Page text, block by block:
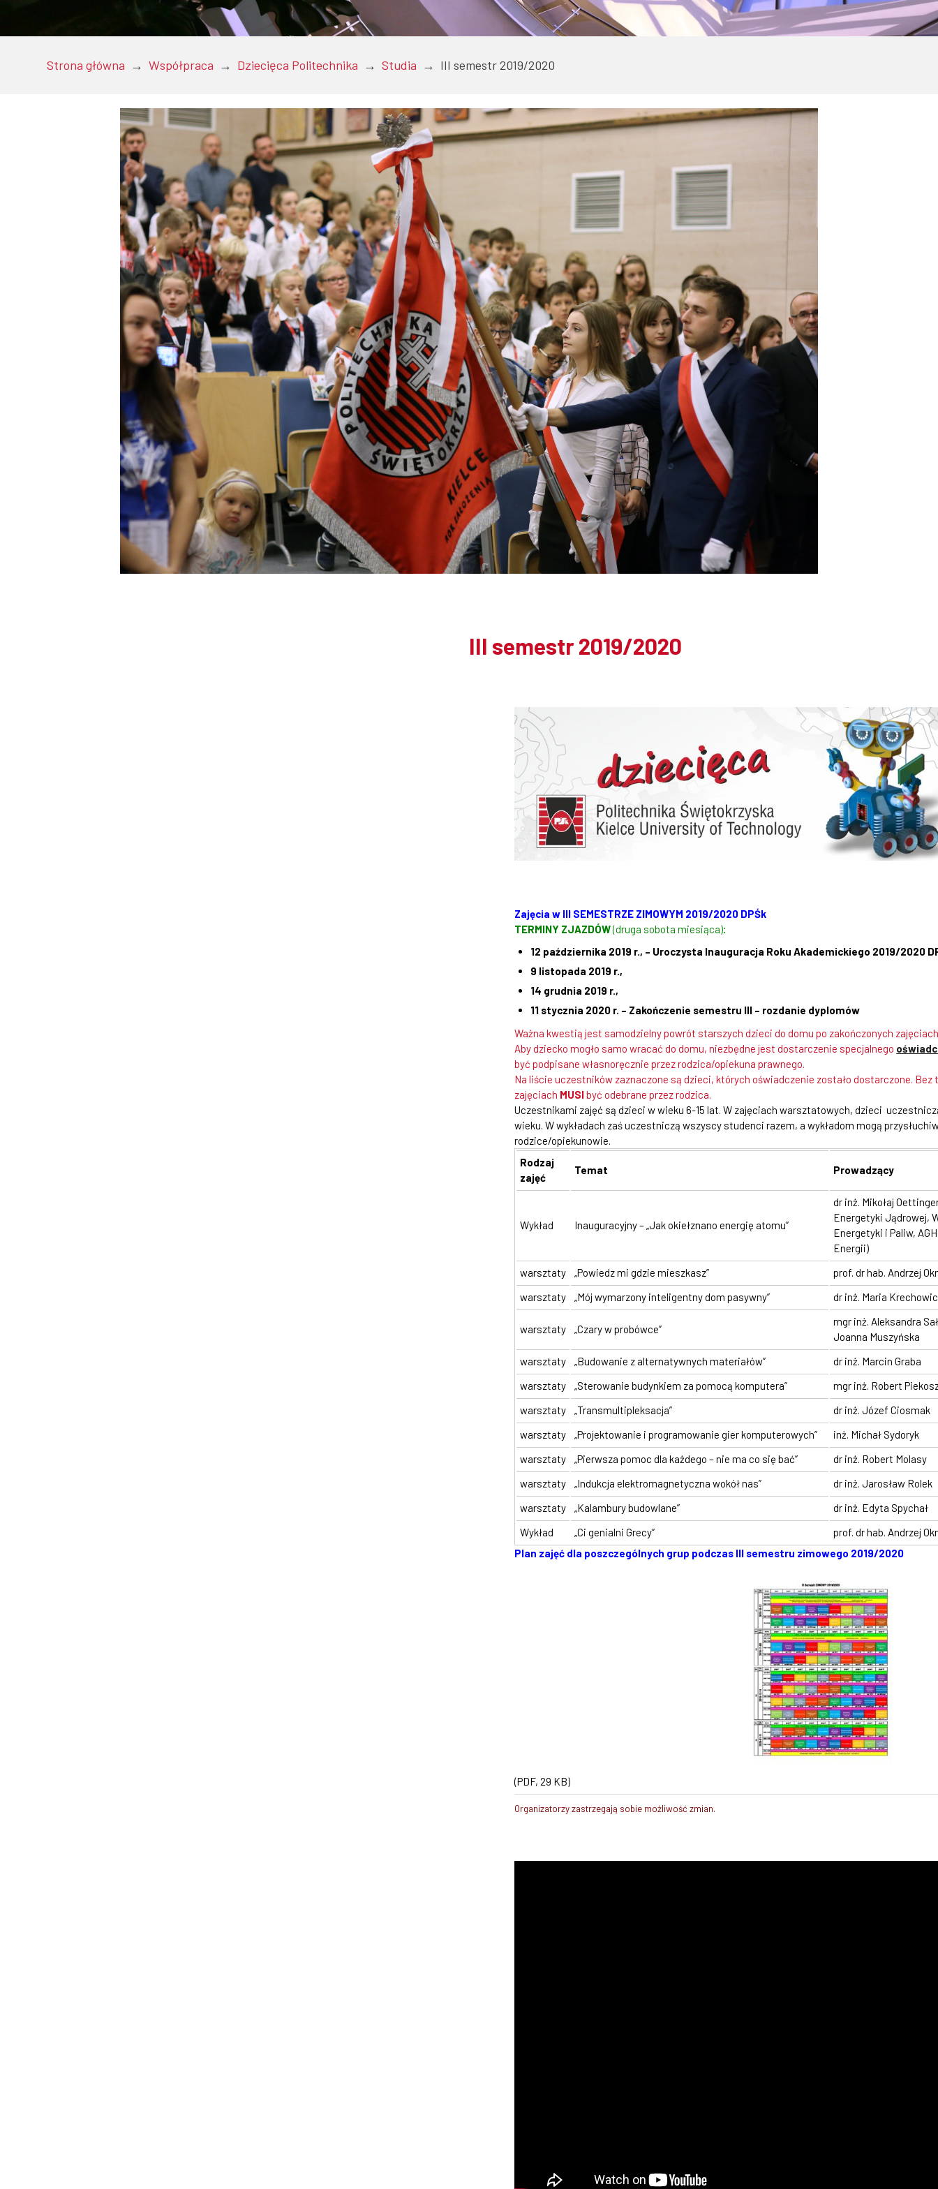
Strona główna → Współpraca → Dziecięca Politechnika → Studia → III semestr 2019/2020
III semestr 2019/2020
Zajęcia w III SEMESTRZE ZIMOWYM 2019/2020 DPŚk
TERMINY ZJAZDÓW(druga sobota miesiąca):
12 października 2019 r., – Uroczysta Inauguracja Roku Akademickiego 2019/2020
9 listopada 2019 r.,
14 grudnia 2019 r.,
11 stycznia 2020 r. – Zakończenie semestru III – rozdanie dyplomów
Ważna kwestią jest samodzielny powrót starszych dzieci do domu po zakończonych
Aby dziecko mogło samo wracać do domu, niezbędne jest dostarczenie specjalnego
być podpisane własnoręcznie przez rodzica/opiekuna prawnego.
Na liście uczestników zaznaczone są dzieci, których oświadczenie zostało dostarczone.
zajęciach MUSIbyć odebrane przez rodzica.
Uczestnikami zajęć są dzieci w wieku 6-15 lat. W zajęciach warsztatowych, dzieci
wieku. W wykładach zaś uczestniczą wszyscy studenci razem, a wykładom mogą
rodzice/opiekunowie.
Rodzaj
zajęć
Temat Prowadzący
Wykład Inauguracyjny – „Jak okiełznano energię atomu”
dr inż. Mikołaj
Energetyki Jądrowej,
Energetyki i Paliw,
Energii)
warsztaty
„Powiedz mi gdzie mieszkasz”
prof. dr hab. Andrzej
warsztaty
„Mój wymarzony inteligentny dom pasywny” dr inż. Maria
warsztaty „Czary w probówce”
mgr inż. Aleksandra
Joanna Muszyńska
warsztaty
„Budowanie z alternatywnych materiałów”
dr inż. Marcin Graba
warsztaty
„Sterowanie budynkiem za pomocą komputera”
mgr inż. Robert
warsztaty
„Transmultipleksacja”
dr inż. Józef Ciosmak
warsztaty
„Projektowanie i programowanie gier komputerowych”
inż. Michał Sydoryk
warsztaty
„Pierwsza pomoc dla każdego – nie ma co się bać”
dr inż. Robert Molasy
warsztaty
„Indukcja elektromagnetyczna wokół nas”
dr inż. Jarosław Rolek
warsztaty
„Kalambury budowlane”
dr inż. Edyta Spychał
Wykład
„Ci genialni Grecy”
prof. dr hab. Andrzej
Plan zajęć dla poszczególnych grup podczas III semestru zimowego 2019/2020
(PDF, 29 KB)
Organizatorzy zastrzegają sobie możliwość zmian.
Doktoranci
Podyplomowe
Pracownicy
Domy studenckie
Współpraca
Sklep PŚk
Kontakt